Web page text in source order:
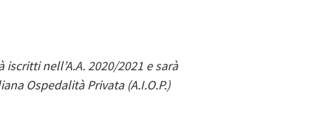
nell’A.A. 2020/2021 e sarà
Ospedalità Privata (A.I.O.P.)